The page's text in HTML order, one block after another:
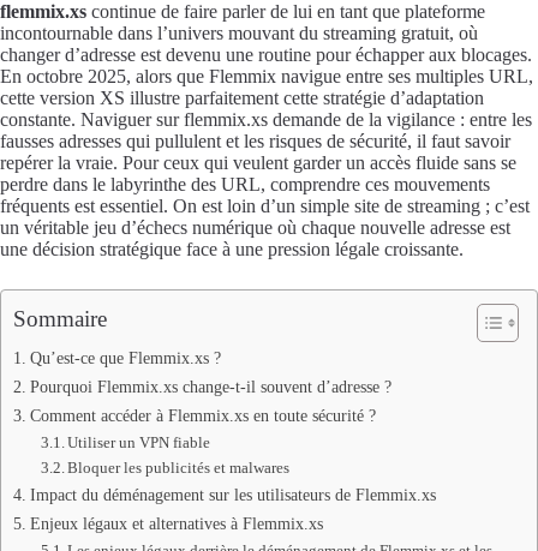
flemmix.xs continue de faire parler de lui en tant que plateforme
incontournable dans l’univers mouvant du streaming gratuit, où
changer d’adresse est devenu une routine pour échapper aux blocages.
En octobre 2025, alors que Flemmix navigue entre ses multiples URL,
cette version XS illustre parfaitement cette stratégie d’adaptation
constante. Naviguer sur flemmix.xs demande de la vigilance : entre les
fausses adresses qui pullulent et les risques de sécurité, il faut savoir
repérer la vraie. Pour ceux qui veulent garder un accès fluide sans se
perdre dans le labyrinthe des URL, comprendre ces mouvements
fréquents est essentiel. On est loin d’un simple site de streaming ; c’est
un véritable jeu d’échecs numérique où chaque nouvelle adresse est
une décision stratégique face à une pression légale croissante.
Sommaire
Qu’est-ce que Flemmix.xs ?
Pourquoi Flemmix.xs change-t-il souvent d’adresse ?
Comment accéder à Flemmix.xs en toute sécurité ?
Utiliser un VPN fiable
Bloquer les publicités et malwares
Impact du déménagement sur les utilisateurs de Flemmix.xs
Enjeux légaux et alternatives à Flemmix.xs